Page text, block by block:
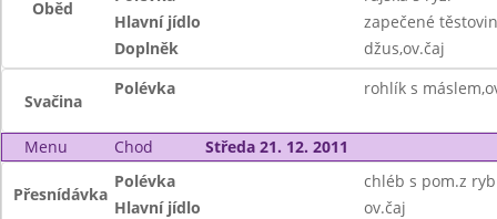
Oběd
Hlavní jídlo
zapečené
Doplněk
džus,ov.čaj
Svačina
Polévka rohlík s
Menu Chod Středa 21. 12. 2011
Přesnídávka
Polévka
chléb s pom.z
Hlavní jídlo
ov.čaj